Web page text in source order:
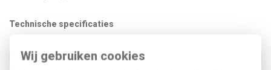
Wij gebruiken cookies
Technische specificaties
Type toebehoren/onderdelen